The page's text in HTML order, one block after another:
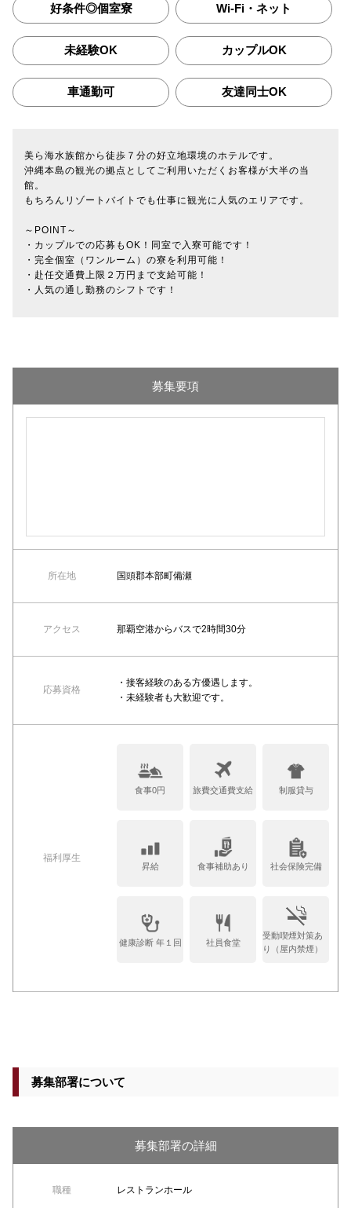
好条件◎個室寮 Wi-Fi・ネット
未経験OK カップルOK
車通勤可 友達同士OK
美ら海水族館から徒歩７分の好立地環境のホテルです。
沖縄本島の観光の拠点としてご利用いただくお客様が大半の当
館。
もちろんリゾートバイトでも仕事に観光に人気のエリアです。
～POINT～
・カップルでの応募もOK！同室で入寮可能です！
・完全個室（ワンルーム）の寮を利用可能！
・赴任交通費上限２万円まで支給可能！
・人気の通し勤務のシフトです！
募集要項
所在地 国頭郡本部町備瀬
アクセス 那覇空港からバスで2時間30分
応募資格
・接客経験のある方優遇します。
・未経験者も大歓迎です。
福利厚生
食事0円 旅費交通費支給 制服貸与
昇給 食事補助あり 社会保険完備
健康診断 年１回 社員食堂
受動喫煙対策あ
り（屋内禁煙）
募集部署について
募集部署の詳細
職種 レストランホール